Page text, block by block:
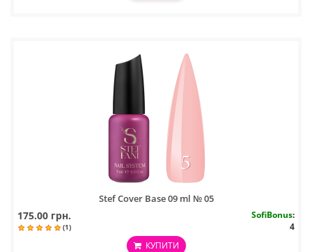
Stef Cover Base 09 ml № 05
175.00 грн.
(1)
SofiBonus:
4
КУПИТИ